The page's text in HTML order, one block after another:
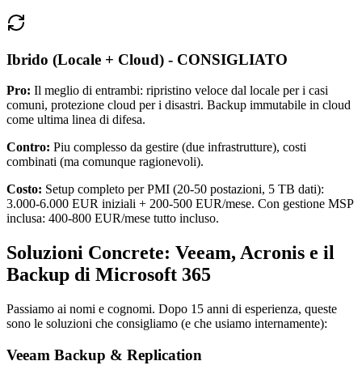
Ibrido (Locale + Cloud) - CONSIGLIATO
Pro: Il meglio di entrambi: ripristino veloce dal locale per i casi
comuni, protezione cloud per i disastri. Backup immutabile in cloud
come ultima linea di difesa.
Contro: Piu complesso da gestire (due infrastrutture), costi
combinati (ma comunque ragionevoli).
Costo: Setup completo per PMI (20-50 postazioni, 5 TB dati):
3.000-6.000 EUR iniziali + 200-500 EUR/mese. Con gestione MSP
inclusa: 400-800 EUR/mese tutto incluso.
Soluzioni Concrete: Veeam, Acronis e il
Backup di Microsoft 365
Passiamo ai nomi e cognomi. Dopo 15 anni di esperienza, queste
sono le soluzioni che consigliamo (e che usiamo internamente):
Veeam Backup & Replication